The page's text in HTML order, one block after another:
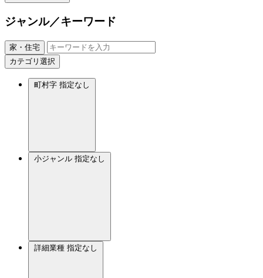
ジャンル／キーワード
家・住宅
カテゴリ選択
町村字 指定なし
小ジャンル 指定なし
詳細業種 指定なし